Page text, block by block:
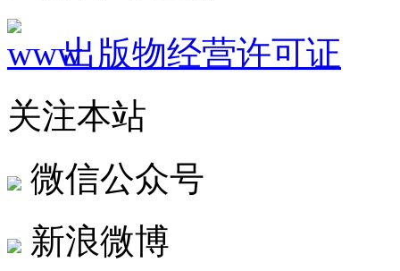
出版物经营许可证
关注本站
微信公众号
新浪微博